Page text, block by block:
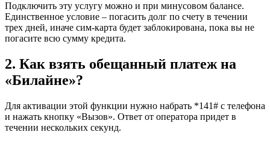
Подключить эту услугу можно и при минусовом балансе.
Единственное условие – погасить долг по счету в течении
трех дней, иначе сим-карта будет заблокирована, пока вы не
погасите всю сумму кредита.
2. Как взять обещанный платеж на
«Билайне»?
Для активации этой функции нужно набрать *141# с телефона
и нажать кнопку «Вызов». Ответ от оператора придет в
течении нескольких секунд.